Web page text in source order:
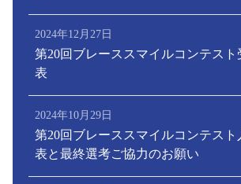
2024年12月27日
第20回ブレーススマイルコンテスト
表
2024年10月29日
第20回ブレーススマイルコンテスト
表と最終選考ご協力のお願い